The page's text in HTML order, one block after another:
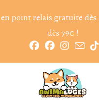
point relais gratuite
dès 79€ !